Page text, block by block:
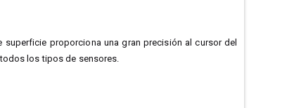
proporciona una gran precisión al cursor del
los tipos de sensores.